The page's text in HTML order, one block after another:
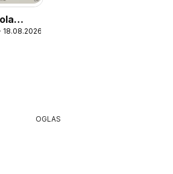
OGLAS